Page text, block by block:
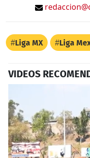
Liga MX Liga
VIDEOS